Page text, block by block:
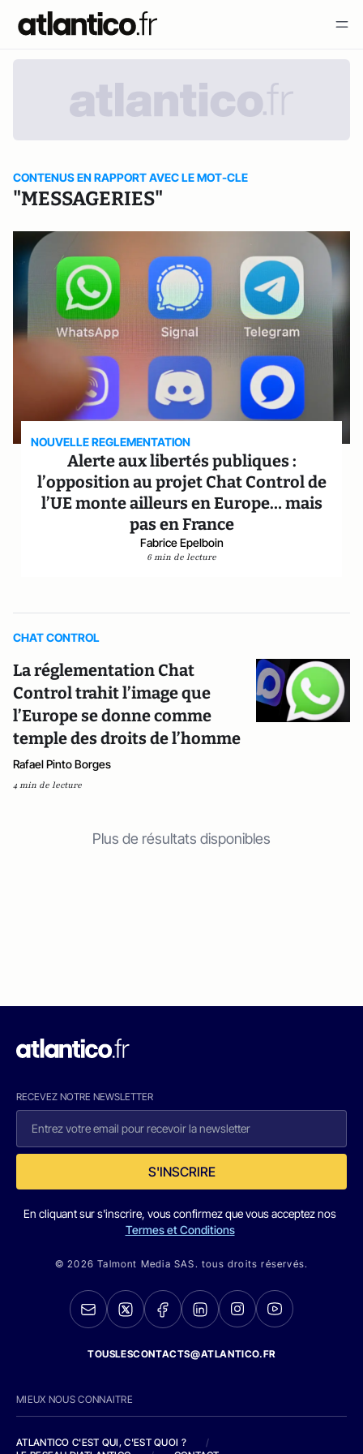
CONTENUS EN RAPPORT AVEC LE MOT-CLE
"MESSAGERIES"
NOUVELLE REGLEMENTATION
Alerte aux libertés publiques :
l’opposition au projet Chat Control de
l’UE monte ailleurs en Europe… mais
pas en France
Fabrice Epelboin
6 min de lecture
CHAT CONTROL
La réglementation Chat
Control trahit l’image que
l’Europe se donne comme
temple des droits de l’homme
Rafael Pinto Borges
4 min de lecture
Plus de résultats disponibles
RECEVEZ NOTRE NEWSLETTER
S'INSCRIRE
En cliquant sur s'inscrire, vous confirmez que vous acceptez nos
Termes et Conditions
© 2026 Talmont Media SAS. tous droits réservés.
TOUSLESCONTACTS@ATLANTICO.FR
MIEUX NOUS CONNAITRE
ATLANTICO C'EST QUI, C'EST QUOI ?
/